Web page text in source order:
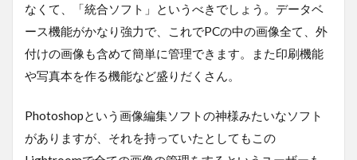
なくて、「統合ソフト」というべきでしょう。データベ
ース機能がかなり強力で、これでPCの中の画像全て、外
付けの画像も含めて簡単に管理できます。また印刷機能
や写真本を作る機能など盛りだくさん。
Photoshopという画像編集ソフトの神様みたいなソフト
がありますが、それを持っていたとしてもこの